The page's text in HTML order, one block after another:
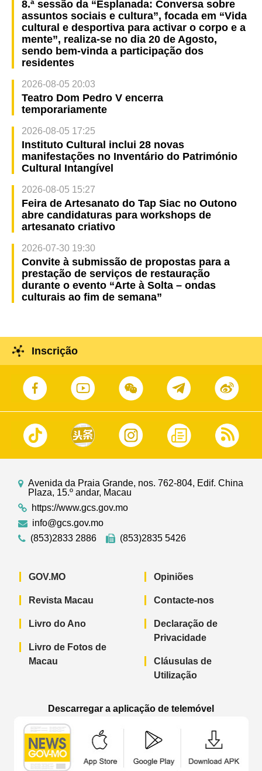
8.ª sessão da “Esplanada: Conversa sobre
assuntos sociais e cultura”, focada em “Vida
cultural e desportiva para activar o corpo e a
mente”, realiza-se no dia 20 de Agosto,
sendo bem-vinda a participação dos
residentes
2026-08-05 20:03
Teatro Dom Pedro V encerra
temporariamente
2026-08-05 17:25
Instituto Cultural inclui 28 novas
manifestações no Inventário do Património
Cultural Intangível
2026-08-05 15:27
Feira de Artesanato do Tap Siac no Outono
abre candidaturas para workshops de
artesanato criativo
2026-07-30 19:30
Convite à submissão de propostas para a
prestação de serviços de restauração
durante o evento “Arte à Solta – ondas
culturais ao fim de semana”
Inscrição
Avenida da Praia Grande, nos. 762-804, Edif. China
Plaza, 15.º andar, Macau
https://www.gcs.gov.mo
info@gcs.gov.mo
(853)2833 2886
(853)2835 5426
GOV.MO
Revista Macau
Livro do Ano
Livro de Fotos de
Macau
Opiniões
Contacte-nos
Declaração de
Privacidade
Cláusulas de
Utilização
Descarregar a aplicação de telemóvel